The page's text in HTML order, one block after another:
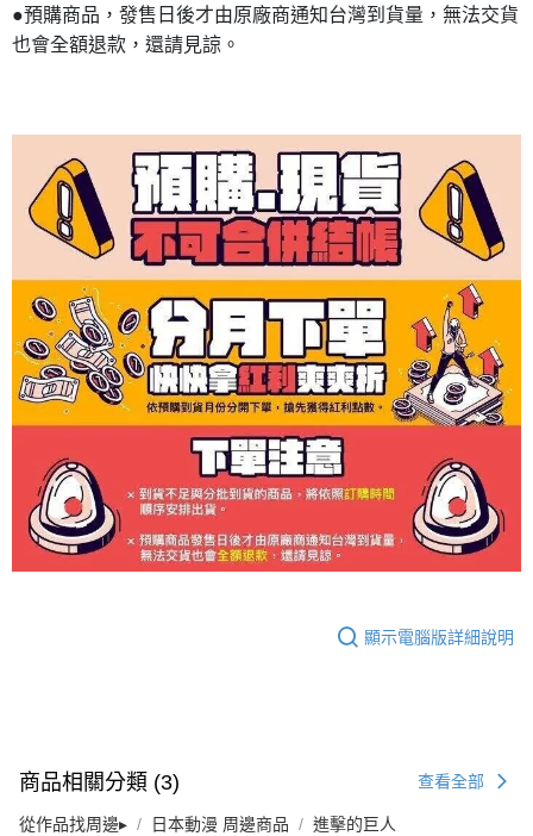
●預購商品，發售日後才由原廠商通知台灣到貨量，無法交貨
也會全額退款，還請見諒。
顯示電腦版詳細說明
商品相關分類 (3) 查看全部
從作品找周邊▸ 日本動漫 周邊商品 進擊的巨人